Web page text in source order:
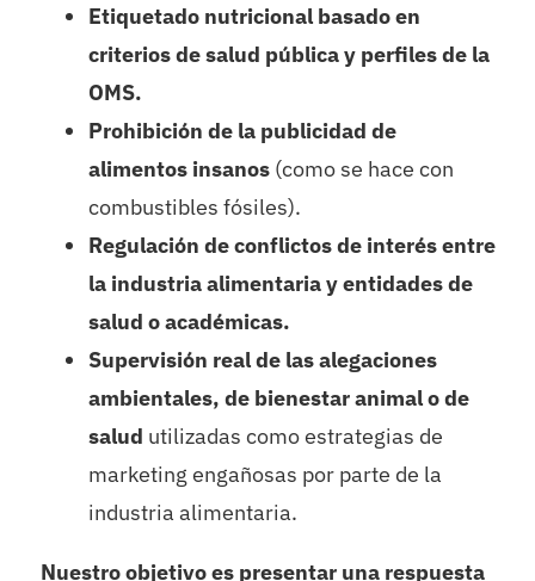
Etiquetado nutricional basado en
criterios de salud pública y perfiles de la
OMS.
Prohibición de la publicidad de
alimentos insanos(como se hace con
combustibles fósiles).
Regulación de conflictos de interés entre
la industria alimentaria y entidades de
salud o académicas.
Supervisión real de las alegaciones
ambientales, de bienestar animal o de
salud utilizadas como estrategias de
marketing engañosas por parte de la
industria alimentaria.
Nuestro objetivo es presentar una respuesta